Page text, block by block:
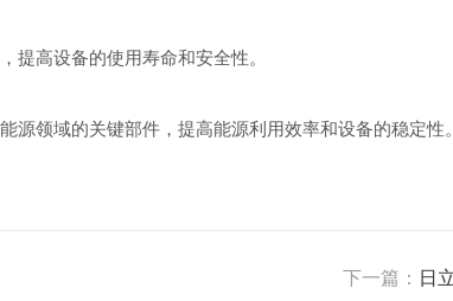
高设备的使用寿命和安全性。
领域的关键部件，提高能源利用效率和设备的稳定性。
下一篇： 日